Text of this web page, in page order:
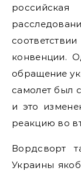
конвенции.
обращение
самолет был
и это
реакцию во
Вордсворт
Украины